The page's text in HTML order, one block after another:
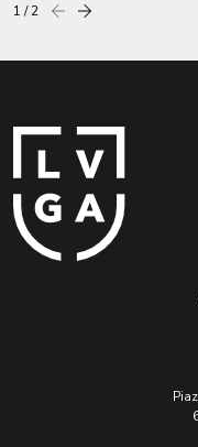
1 / 2 Precedentesuccessiva